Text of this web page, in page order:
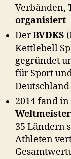
Verbänden,
organisiert
DerBVDKS
Kettlebell
gegründet
für Sport
Deutschland
2014 fand
35 Ländern
Athleten